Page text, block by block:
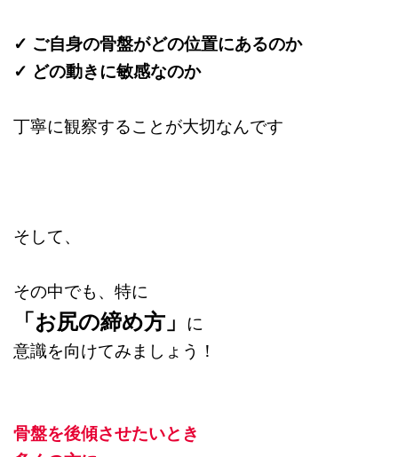
✓ ご自身の骨盤がどの位置にあるのか
✓ どの動きに敏感なのか
丁寧に観察することが大切なんです
そして、
その中でも、特に
「お尻の締め方」 に
意識を向けてみましょう！
骨盤を後傾させたいとき